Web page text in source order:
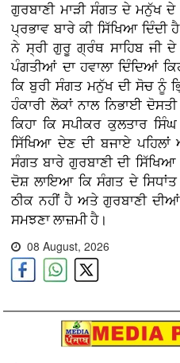
ਗੁਰਬਾਣੀ ਮਾੜੀ ਸੰਗਤ ਦੇ ਮਨੁੱਖ
ਪ੍ਰਭਾਵ ਬਾਰੇ ਕੀ ਸਿੱਖਿਆ ਦਿੰਦੀ
ਨੇ ਸ੍ਰੀ ਗੁਰੂ ਗ੍ਰੰਥ ਸਾਹਿਬ ਜੀ
ਪੰਗਤੀਆਂ ਦਾ ਹਵਾਲਾ ਦਿੰਦਿਆਂ
ਕਿ ਬੁਰੀ ਸੰਗਤ ਮਨੁੱਖ ਦੀ ਸੋਚ ਨੂੰ
ਹੰਕਾਰੀ ਲੋਕਾਂ ਨਾਲ ਨਿਭਾਈ
ਕਿਹਾ ਕਿ ਸਪੀਕਰ ਕੁਲਤਾਰ
ਸਿੱਖਿਆ ਦੇਣ ਦੀ ਬਜਾਏ
ਸੰਗਤ ਬਾਰੇ ਗੁਰਬਾਣੀ ਦੀ
ਦੋਸ਼ ਲਾਇਆ ਕਿ ਸੰਗਤ ਦੇ ਸਿਧਾਂਤ
ਠੀਕ ਨਹੀਂ ਹੈ ਅਤੇ ਗੁਰਬਾਣੀ
ਸਮਝਣਾ ਲਾਜ਼ਮੀ ਹੈ।
08 August, 2026